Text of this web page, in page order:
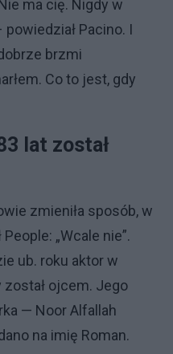
ma cię. Nigdy w
Pacino. I
brzmi
Co to jest, gdy
lat został
zmieniła sposób, w
„Wcale nie”.
ub. roku aktor w
ojcem. Jego
— Noor Alfallah
na imię Roman.